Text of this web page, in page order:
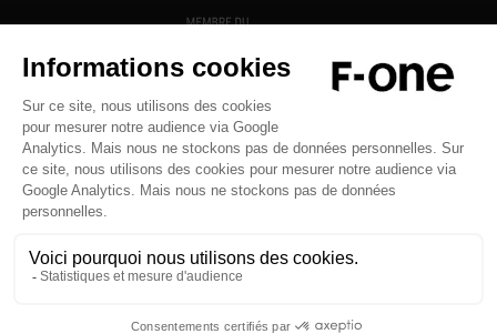
Copyright © 2026 F-ONE - Tous droits réservés -